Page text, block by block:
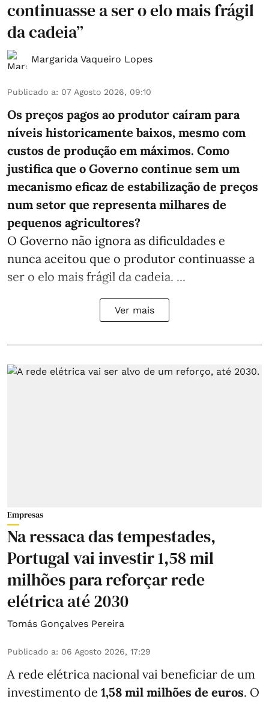
continuasse a ser o elo mais frágil
da cadeia”
Margarida Vaqueiro Lopes
Publicado a: 07 Agosto 2026, 09:10
Os preços pagos ao produtor caíram para
níveis historicamente baixos, mesmo com
custos de produção em máximos. Como
justifica que o Governo continue sem um
mecanismo eficaz de estabilização de preços
num setor que representa milhares de
pequenos agricultores?
O Governo não ignora as dificuldades e
nunca aceitou que o produtor continuasse a
ser o elo mais frágil da cadeia. ...
Ver mais
Empresas
Na ressaca das tempestades,
Portugal vai investir 1,58 mil
milhões para reforçar rede
elétrica até 2030
Tomás Gonçalves Pereira
Publicado a: 06 Agosto 2026, 17:29
A rede elétrica nacional vai beneficiar de um
investimento de 1,58 mil milhões de euros. O